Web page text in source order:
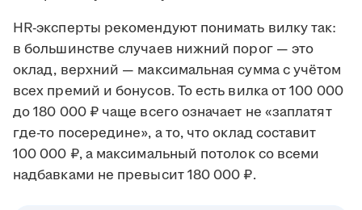
HR-эксперты рекомендуют понимать вилку так:
в большинстве случаев нижний порог — это
оклад, верхний — максимальная сумма с учётом
всех премий и бонусов. То есть вилка от 100 000
до 180 000 ₽ чаще всего означает не «заплатят
где-то посередине», а то, что оклад составит
100 000 ₽, а максимальный потолок со всеми
надбавками не превысит 180 000 ₽.